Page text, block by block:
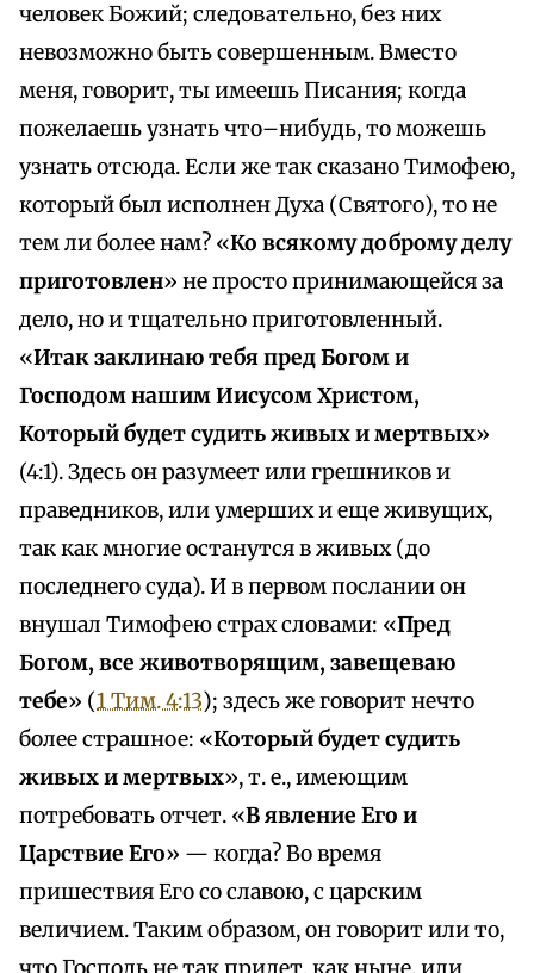
человек Божий; следовательно, без них
невозможно быть совершенным. Вместо
меня, говорит, ты имеешь Писания; когда
пожелаешь узнать что–нибудь, то можешь
узнать отсюда. Если же так сказано Тимофею,
который был исполнен Духа (Святого), то не
тем ли более нам? «Ко всякому доброму делу
приготовлен» не просто принимающейся за
дело, но и тщательно приготовленный.
«Итак заклинаю тебя пред Богом и
Господом нашим Иисусом Христом,
Который будет судить живых и мертвых»
(4:1). Здесь он разумеет или грешников и
праведников, или умерших и еще живущих,
так как многие останутся в живых (до
последнего суда). И в первом послании он
внушал Тимофею страх словами: «Пред
Богом, все животворящим, завещеваю
тебе» (1 Тим. 4:13); здесь же говорит нечто
более страшное: «Который будет судить
живых и мертвых», т. е., имеющим
потребовать отчет. «В явление Его и
Царствие Его» — когда? Во время
пришествия Его со славою, с царским
величием. Таким образом, он говорит или то,